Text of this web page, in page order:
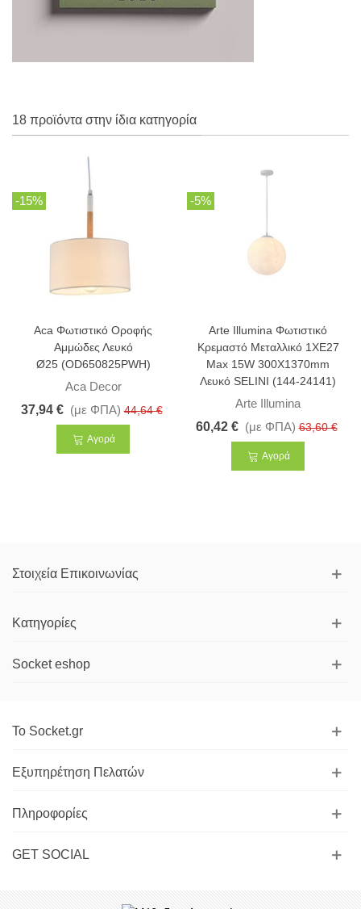
18 προϊόντα στην ίδια κατηγορία
-15%
Aca Φωτιστικό Οροφής
Αμμώδες Λευκό
Ø25 (OD650825PWH)
Aca Decor
37,94 € (με ΦΠΑ) 44,64 €
Αγορά
-5%
Arte Illumina Φωτιστικό
Κρεμαστό Μεταλλικό 1XΕ27
Max 15W 300X1370mm
Λευκό SELINI (144-24141)
Arte Illumina
60,42 € (με ΦΠΑ) 63,60 €
Αγορά
Στοιχεία Επικοινωνίας
Κατηγορίες
Socket eshop
Το Socket.gr
Εξυπηρέτηση Πελατών
Πληροφορίες
GET SOCIAL